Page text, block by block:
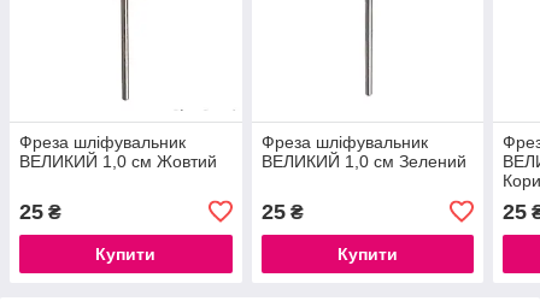
Фреза шліфувальник
ВЕЛИКИЙ 1,0 см Жовтий
25 ₴
Купити
Фреза шліфувальник
ВЕЛИКИЙ 1,0 см Зелений
25₴
Купити
25